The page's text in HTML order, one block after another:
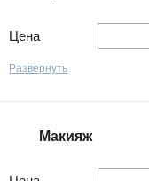
Цена
Развернуть
Макияж